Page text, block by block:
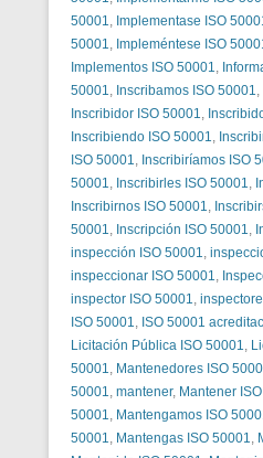
50001, Implementase ISO
50001, Impleméntese ISO
Implementos ISO 50001,
50001, Inscribamos ISO 50001,
Inscribidor ISO 50001,
Inscribiendo ISO 50001,
ISO 50001, Inscribiríamos ISO
50001, Inscribirles ISO 50001,
Inscribirnos ISO 50001,
50001, Inscripción ISO 50001,
inspección ISO 50001,
inspeccionar ISO 50001,
inspector ISO 50001,
ISO 50001, ISO 50001
Licitación Pública ISO 50001,
50001, Mantenedores ISO
50001, mantener, Mantener
50001, Mantengamos ISO
50001, Mantengas ISO 50001,